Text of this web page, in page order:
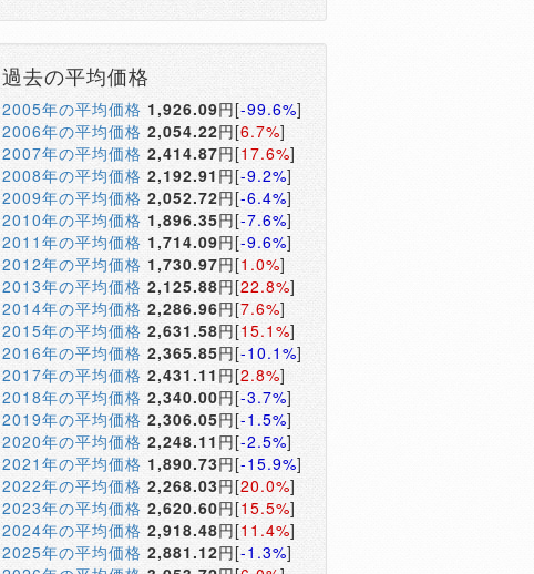
過去の平均価格
2005年の平均価格 1,926.09円[-99.6%]
2006年の平均価格 2,054.22円[6.7%]
2007年の平均価格 2,414.87円[17.6%]
2008年の平均価格 2,192.91 円[-9.2%]
2009年の平均価格 2,052.72円[-6.4%]
2010年の平均価格 1,896.35円[-7.6%]
2011年の平均価格 1,714.09円[-9.6%]
2012年の平均価格 1,730.97円[1.0%]
2013年の平均価格 2,125.88円[22.8%]
2014年の平均価格 2,286.96円[7.6%]
2015年の平均価格 2,631.58円[15.1%]
2016年の平均価格 2,365.85円[-10.1%]
2017年の平均価格 2,431.11 円[2.8%]
2018年の平均価格 2,340.00円[-3.7%]
2019年の平均価格 2,306.05円[-1.5%]
2020年の平均価格 2,248.11 円[-2.5%]
2021年の平均価格 1,890.73円[-15.9%]
2022年の平均価格 2,268.03円[20.0%]
2023年の平均価格 2,620.60円[15.5%]
2024年の平均価格 2,918.48円[11.4%]
2025年の平均価格 2,881.12円[-1.3%]